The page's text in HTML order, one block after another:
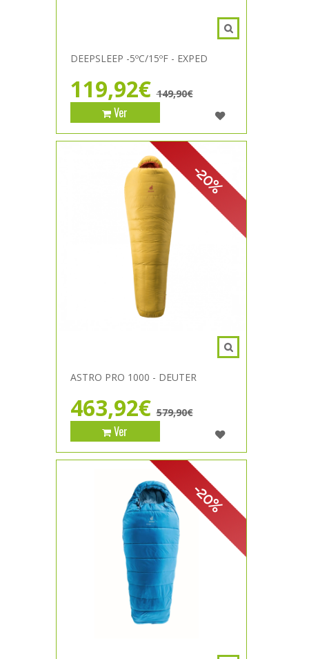
DEEPSLEEP -5ºC/15ºF - EXPED
119,92€ 149,90€
Ver
-20%
ASTRO PRO 1000 - DEUTER
463,92€ 579,90€
Ver
-20%